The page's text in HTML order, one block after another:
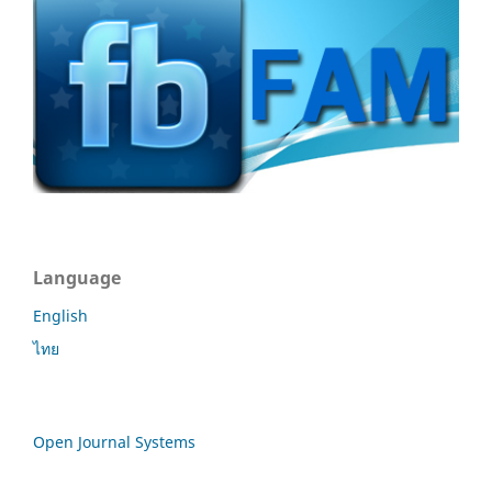
Language
English
ไทย
Open Journal Systems